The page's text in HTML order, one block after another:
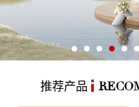
推荐产品